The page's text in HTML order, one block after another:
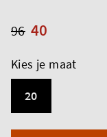
40
96
Kies je maat
20